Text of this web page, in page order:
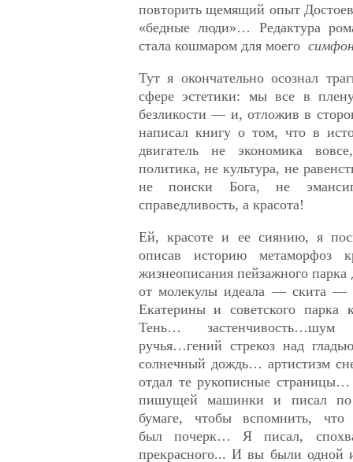
повторить щемящий опыт
«бедные люди»… Редактура
стала кошмаром для моего
Тут я окончательно осознал
сфере эстетики: мы все в
безликости — и, отложив в
написал книгу о том, что в
двигатель не экономика
политика, не культура, не
не поиски Бога, не
справедливость, а красота!
Ей, красоте и ее сиянию, я
описав историю метаморфоз
жизнеописания пейзажного парка
от молекулы идеала — скита —
Екатерины и советского
Тень… застенчивость…шум
ручья…гений стрекоз над
солнечный дождь… артистизм
отдал те рукописные
пишущей машинки и писал по
бумаге, чтобы вспомнить,
был почерк… Я писал,
прекрасного... И вы были одной